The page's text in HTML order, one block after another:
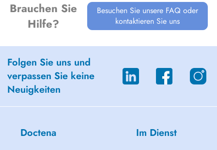
Brauchen Sie
Hilfe?
Besuchen Sie unsere FAQ oder
kontaktieren Sie uns
Folgen Sie uns und
verpassen Sie keine
Neuigkeiten
Doctena Im Dienst